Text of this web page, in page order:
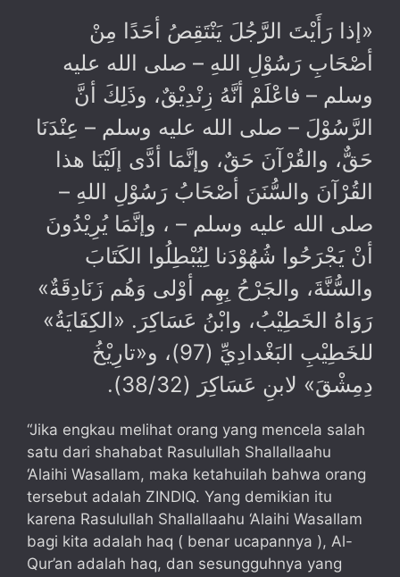
«إذا رَأَيْتَ الرَّجُلَ يَنْتَقِصُ أحَدًا مِنْ
أصْحَابِ رَسُوْلِ اللهِ – صلى الله عليه
وسلم – فاعْلَمْ أنَّهُ زِنْدِيْقٌ، وذَلِكَ أنَّ
الرَّسُوْلَ – صلى الله عليه وسلم – عِنْدَنَا
حَقٌّ، والقُرْآنَ حَقٌ، وإنَّمَا أدَّى إلَيْنَا هذا
القُرْآنَ والسُّنَنَ أصْحَابُ رَسُوْلِ اللهِ –
صلى الله عليه وسلم – ، وإنَّمَا يُرِيْدُونَ
أنْ يَجْرَحُوا شُهُوْدَنا لِيُبْطِلُوا الكَتَابَ
والسُّنَّةَ، والجَرْحُ بِهِم أوْلى وَهُم زَنَادِقَةٌ»
رَوَاهُ الخَطِيْبُ، وابْنُ عَسَاكِرَ. «الكِفَايَةُ»
للخَطِيْبِ البَغْدادِيِّ (97)، و«تارِيْخُ
دِمِشْقَ» لابنِ عَسَاكِرَ (38/32).
“Jika engkau melihat orang yang mencela salah
satu dari shahabat Rasulullah Shallallaahu
‘Alaihi Wasallam, maka ketahuilah bahwa orang
tersebut adalah ZINDIQ. Yang demikian itu
karena Rasulullah Shallallaahu ‘Alaihi Wasallam
bagi kita adalah haq ( benar ucapannya ), Al-
Qur’an adalah haq, dan sesungguhnya yang